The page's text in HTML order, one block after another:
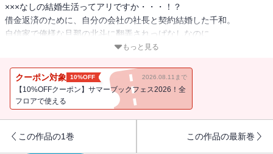
×××なしの結婚生活ってアリですか・・・！？
借金返済のために、自分の会社の社長と契約結婚した千和。
自信家で俺様な旦那の北斗に翻弄されっぱなしなのに、
いつしか千和は本当に彼を好きになって・・・。
ふたりの絆は深まってきたハズなんだけど・・・！？
こんなのアリ！？なウエディングラブストーリー、待望の3巻で
もっと見る
クーポン対象 10%OFF 2026.08.11まで
【10%OFFクーポン】サマーブックフェス2026！全
フロアで使える
この作品の1巻 この作品の最新巻